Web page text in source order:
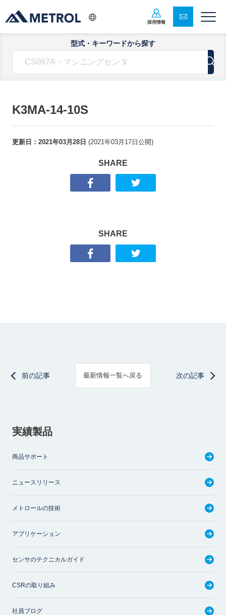
採用情報
型式・キーワードから探す
K3MA-14-10S
更新日： 2021年03月28日 (2021年03月17日 公開)
SHARE
SHARE
前の記事 最新情報一覧へ戻る 次の記事
実績製品
商品サポート
ニュースリリース
メトロールの技術
アプリケーション
センサのテクニカルガイド
CSRの取り組み
社員ブログ